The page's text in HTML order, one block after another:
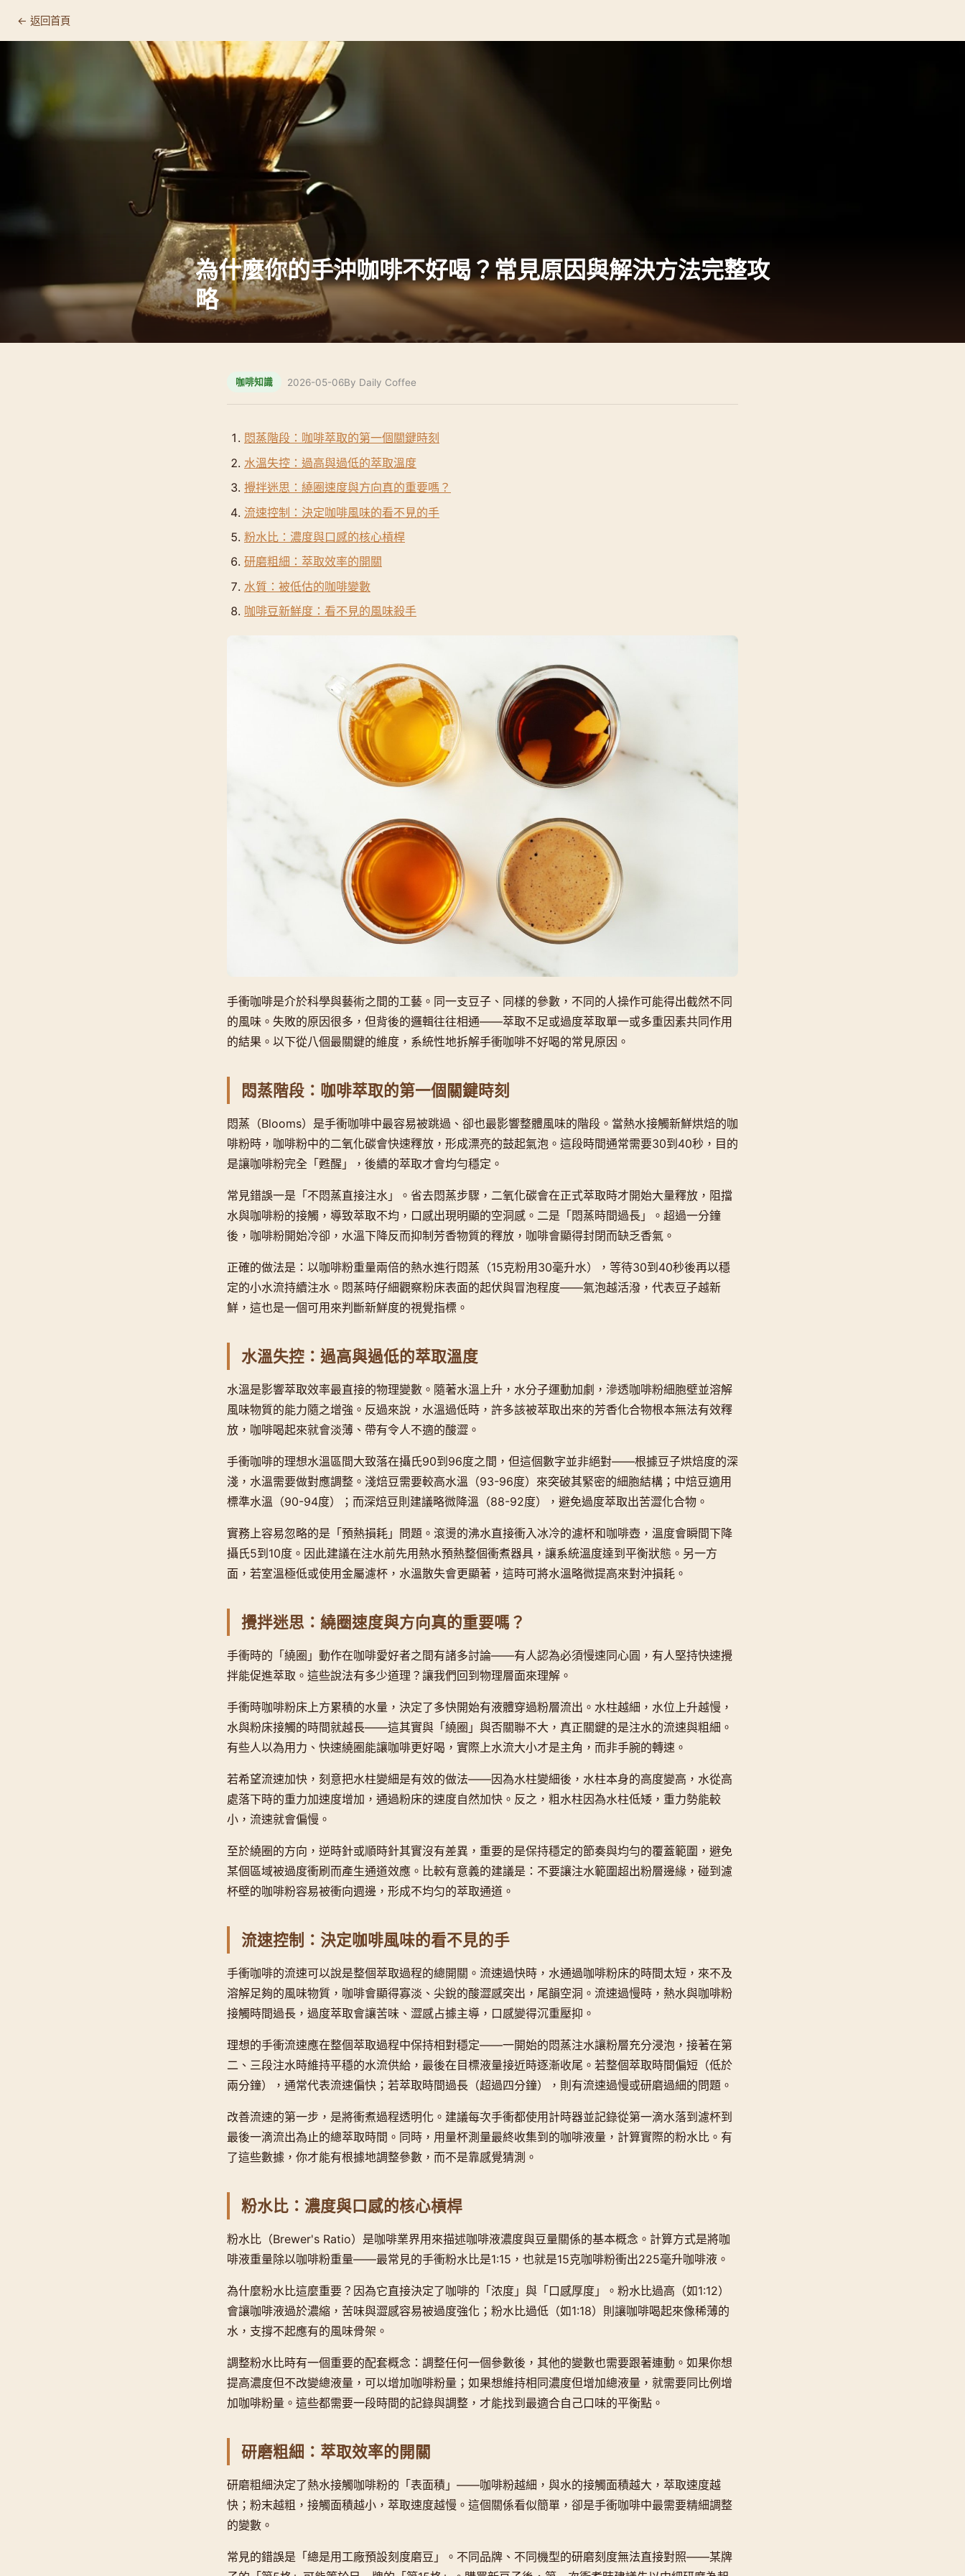
← 返回首頁
為什麼你的手沖咖啡不好喝？常見原因與解決方法完整攻
略
咖啡知識 2026-05-06By Daily Coffee
悶蒸階段：咖啡萃取的第一個關鍵時刻
水溫失控：過高與過低的萃取溫度
攪拌迷思：繞圈速度與方向真的重要嗎？
流速控制：決定咖啡風味的看不見的手
粉水比：濃度與口感的核心槓桿
研磨粗細：萃取效率的開關
水質：被低估的咖啡變數
咖啡豆新鮮度：看不見的風味殺手
手衝咖啡是介於科學與藝術之間的工藝。同一支豆子、同樣的參數，不同的人操作可能得出截然不同
的風味。失敗的原因很多，但背後的邏輯往往相通——萃取不足或過度萃取單一或多重因素共同作用
的結果。以下從八個最關鍵的維度，系統性地拆解手衝咖啡不好喝的常見原因。
悶蒸階段：咖啡萃取的第一個關鍵時刻
悶蒸（Blooms）是手衝咖啡中最容易被跳過、卻也最影響整體風味的階段。當熱水接觸新鮮烘焙的咖
啡粉時，咖啡粉中的二氧化碳會快速釋放，形成漂亮的鼓起氣泡。這段時間通常需要30到40秒，目的
是讓咖啡粉完全「甦醒」，後續的萃取才會均勻穩定。
常見錯誤一是「不悶蒸直接注水」。省去悶蒸步驟，二氧化碳會在正式萃取時才開始大量釋放，阻擋
水與咖啡粉的接觸，導致萃取不均，口感出現明顯的空洞感。二是「悶蒸時間過長」。超過一分鐘
後，咖啡粉開始冷卻，水溫下降反而抑制芳香物質的釋放，咖啡會顯得封閉而缺乏香氣。
正確的做法是：以咖啡粉重量兩倍的熱水進行悶蒸（15克粉用30毫升水），等待30到40秒後再以穩
定的小水流持續注水。悶蒸時仔細觀察粉床表面的起伏與冒泡程度——氣泡越活潑，代表豆子越新
鮮，這也是一個可用來判斷新鮮度的視覺指標。
水溫失控：過高與過低的萃取溫度
水溫是影響萃取效率最直接的物理變數。隨著水溫上升，水分子運動加劇，滲透咖啡粉細胞壁並溶解
風味物質的能力隨之增強。反過來說，水溫過低時，許多該被萃取出來的芳香化合物根本無法有效釋
放，咖啡喝起來就會淡薄、帶有令人不適的酸澀。
手衝咖啡的理想水溫區間大致落在攝氏90到96度之間，但這個數字並非絕對——根據豆子烘焙度的深
淺，水溫需要做對應調整。淺焙豆需要較高水溫（93-96度）來突破其緊密的細胞結構；中焙豆適用
標準水溫（90-94度）；而深焙豆則建議略微降溫（88-92度），避免過度萃取出苦澀化合物。
實務上容易忽略的是「預熱損耗」問題。滾燙的沸水直接衝入冰冷的濾杯和咖啡壺，溫度會瞬間下降
攝氏5到10度。因此建議在注水前先用熱水預熱整個衝煮器具，讓系統溫度達到平衡狀態。另一方
面，若室溫極低或使用金屬濾杯，水溫散失會更顯著，這時可將水溫略微提高來對沖損耗。
攪拌迷思：繞圈速度與方向真的重要嗎？
手衝時的「繞圈」動作在咖啡愛好者之間有諸多討論——有人認為必須慢速同心圓，有人堅持快速攪
拌能促進萃取。這些說法有多少道理？讓我們回到物理層面來理解。
手衝時咖啡粉床上方累積的水量，決定了多快開始有液體穿過粉層流出。水柱越細，水位上升越慢，
水與粉床接觸的時間就越長——這其實與「繞圈」與否關聯不大，真正關鍵的是注水的流速與粗細。
有些人以為用力、快速繞圈能讓咖啡更好喝，實際上水流大小才是主角，而非手腕的轉速。
若希望流速加快，刻意把水柱變細是有效的做法——因為水柱變細後，水柱本身的高度變高，水從高
處落下時的重力加速度增加，通過粉床的速度自然加快。反之，粗水柱因為水柱低矮，重力勢能較
小，流速就會偏慢。
至於繞圈的方向，逆時針或順時針其實沒有差異，重要的是保持穩定的節奏與均勻的覆蓋範圍，避免
某個區域被過度衝刷而產生通道效應。比較有意義的建議是：不要讓注水範圍超出粉層邊緣，碰到濾
杯壁的咖啡粉容易被衝向週邊，形成不均匀的萃取通道。
流速控制：決定咖啡風味的看不見的手
手衝咖啡的流速可以說是整個萃取過程的總開關。流速過快時，水通過咖啡粉床的時間太短，來不及
溶解足夠的風味物質，咖啡會顯得寡淡、尖銳的酸澀感突出，尾韻空洞。流速過慢時，熱水與咖啡粉
接觸時間過長，過度萃取會讓苦味、澀感占據主導，口感變得沉重壓抑。
理想的手衝流速應在整個萃取過程中保持相對穩定——一開始的悶蒸注水讓粉層充分浸泡，接著在第
二、三段注水時維持平穩的水流供給，最後在目標液量接近時逐漸收尾。若整個萃取時間偏短（低於
兩分鐘），通常代表流速偏快；若萃取時間過長（超過四分鐘），則有流速過慢或研磨過細的問題。
改善流速的第一步，是將衝煮過程透明化。建議每次手衝都使用計時器並記錄從第一滴水落到濾杯到
最後一滴流出為止的總萃取時間。同時，用量杯測量最終收集到的咖啡液量，計算實際的粉水比。有
了這些數據，你才能有根據地調整參數，而不是靠感覺猜測。
粉水比：濃度與口感的核心槓桿
粉水比（Brewer's Ratio）是咖啡業界用來描述咖啡液濃度與豆量關係的基本概念。計算方式是將咖
啡液重量除以咖啡粉重量——最常見的手衝粉水比是1:15，也就是15克咖啡粉衝出225毫升咖啡液。
為什麼粉水比這麼重要？因為它直接決定了咖啡的「浓度」與「口感厚度」。粉水比過高（如1:12）
會讓咖啡液過於濃縮，苦味與澀感容易被過度強化；粉水比過低（如1:18）則讓咖啡喝起來像稀薄的
水，支撐不起應有的風味骨架。
調整粉水比時有一個重要的配套概念：調整任何一個參數後，其他的變數也需要跟著連動。如果你想
提高濃度但不改變總液量，可以增加咖啡粉量；如果想維持相同濃度但增加總液量，就需要同比例增
加咖啡粉量。這些都需要一段時間的記錄與調整，才能找到最適合自己口味的平衡點。
研磨粗細：萃取效率的開關
研磨粗細決定了熱水接觸咖啡粉的「表面積」——咖啡粉越細，與水的接觸面積越大，萃取速度越
快；粉末越粗，接觸面積越小，萃取速度越慢。這個關係看似簡單，卻是手衝咖啡中最需要精細調整
的變數。
常見的錯誤是「總是用工廠預設刻度磨豆」。不同品牌、不同機型的研磨刻度無法直接對照——某牌